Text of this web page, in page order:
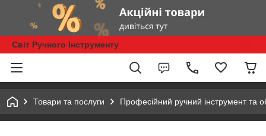
Світ Ручного Інструменту
Товари та послуги Професійний ручний інструмент та